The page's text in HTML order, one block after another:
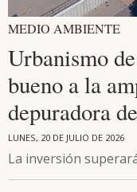
MEDIO AMBIENTE
Urbanismo
bueno a la
depuradora
LUNES, 20 DE JULIO DE 2026
La inversión